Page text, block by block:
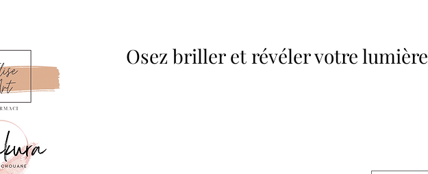
Osez briller et révéler votre lumière